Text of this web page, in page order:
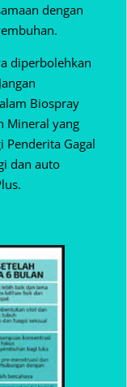
dengan
diperbolehkan
Biospray
Mineral yang
Gagal
dan auto